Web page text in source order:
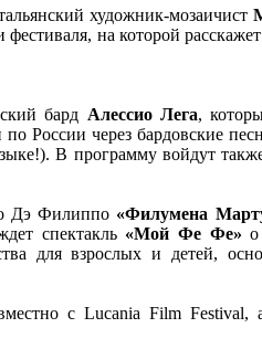
художник-мозаичист
на которой
бард Алессио Лега,
России через бардовские
В программу войдут
Дэ Филиппо «Филумена
спектакль «Мой Фе Фе»
для взрослых и детей,
с Lucania Film Festival,